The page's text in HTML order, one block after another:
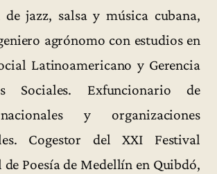
de jazz, salsa y música cubana,
agrónomo con estudios en
Latinoamericano y Gerencia
Sociales. Exfuncionario de
y organizaciones
Cogestor del XXI Festival
Poesía de Medellín en Quibdó,